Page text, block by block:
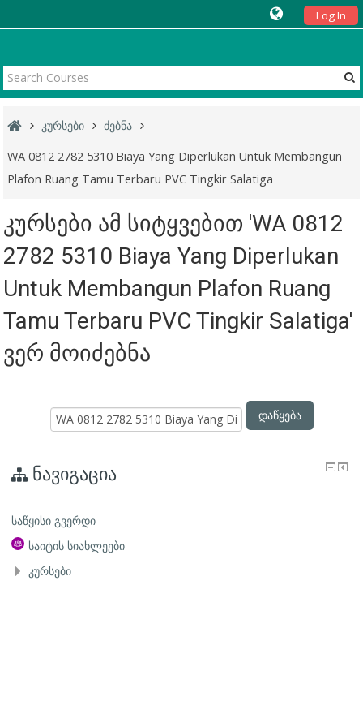
Log In
კურსები
ძებნა
WA 0812 2782 5310 Biaya Yang Diperlukan Untuk Membangun
Plafon Ruang Tamu Terbaru PVC Tingkir Salatiga
კურსები ამ სიტყვებით 'WA 0812
2782 5310 Biaya Yang Diperlukan
Untuk Membangun Plafon Ruang
Tamu Terbaru PVC Tingkir Salatiga'
ვერ მოიძებნა
Search
Courses
დაწყება
ნავიგაცია
საწყისი გვერდი
საიტის სიახლეები
კურსები